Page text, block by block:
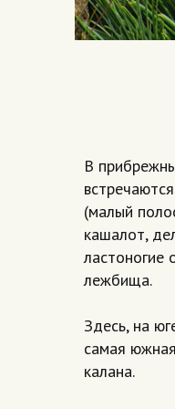
В
(малый
кашалот,
ластоногие
лежбища.
Здесь, на
самая
калана.